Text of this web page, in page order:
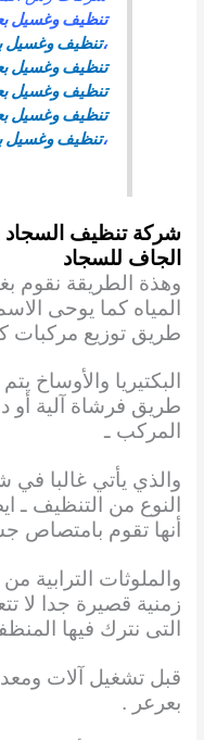
تنظيف وغسيل
،تنظيف وغسيل
تنظيف وغسيل
تنظيف وغسيل
تنظيف وغسيل
،تنظيف وغسيل
شركة تنظيف السجاد
الجاف للسجاد
وهذة الطريقة نقوم
المياه كما يوحى
طريق توزيع مركبات
البكتيريا والأوساخ
طريق فرشاة آلية أو
المركب ـ
والذي يأتي غالبا
النوع من التنظيف ـ
أنها تقوم بامتصاص
والملوثات الترابية
زمنية قصيرة جدا لا
التى نترك فيها
قبل تشغيل آلات
بعرعر .